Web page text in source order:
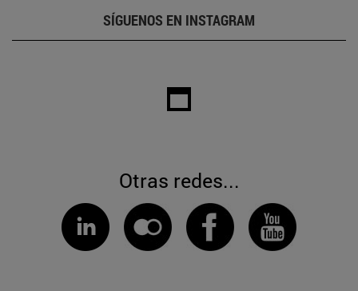
SÍGUENOS EN INSTAGRAM
Otras redes...